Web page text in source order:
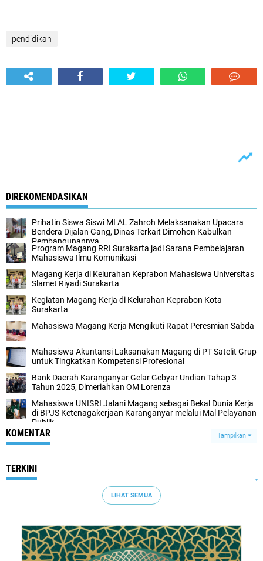
pendidikan
DIREKOMENDASIKAN
Prihatin Siswa Siswi MI AL Zahroh Melaksanakan Upacara
Bendera Dijalan Gang, Dinas Terkait Dimohon Kabulkan
Pembangunannya
Program Magang RRI Surakarta jadi Sarana Pembelajaran
Mahasiswa Ilmu Komunikasi
Magang Kerja di Kelurahan Keprabon Mahasiswa Universitas
Slamet Riyadi Surakarta
Kegiatan Magang Kerja di Kelurahan Keprabon Kota
Surakarta
Mahasiswa Magang Kerja Mengikuti Rapat Peresmian Sabda
Mahasiswa Akuntansi Laksanakan Magang di PT Satelit Grup
untuk Tingkatkan Kompetensi Profesional
Bank Daerah Karanganyar Gelar Gebyar Undian Tahap 3
Tahun 2025, Dimeriahkan OM Lorenza
Mahasiswa UNISRI Jalani Magang sebagai Bekal Dunia Kerja
di BPJS Ketenagakerjaan Karanganyar melalui Mal Pelayanan
Publik
KOMENTAR Tampilkan
TERKINI
LIHAT SEMUA